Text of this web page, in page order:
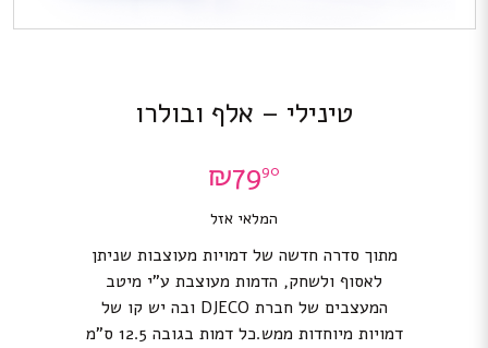
טינילי – אלף ובולרו
₪7990
המלאי אזל
מתוך סדרה חדשה של דמויות מעוצבות שניתן
לאסוף ולשחק, הדמות מעוצבת ע”י מיטב
המעצבים של חברת DJECO ובה יש קו של
דמויות מיוחדות ממש.כל דמות בגובה 12.5 ס”מ